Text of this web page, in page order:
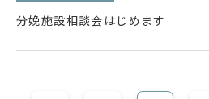
分娩施設相談会はじめます